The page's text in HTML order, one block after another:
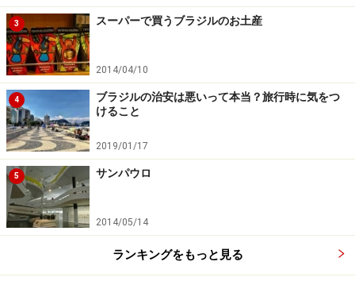
3 スーパーで買うブラジルのお土産
2014/04/10
4
ブラジルの治安は悪いって本当？旅行時に気をつ
けること
2019/01/17
5 サンパウロ
2014/05/14
ランキングをもっと見る